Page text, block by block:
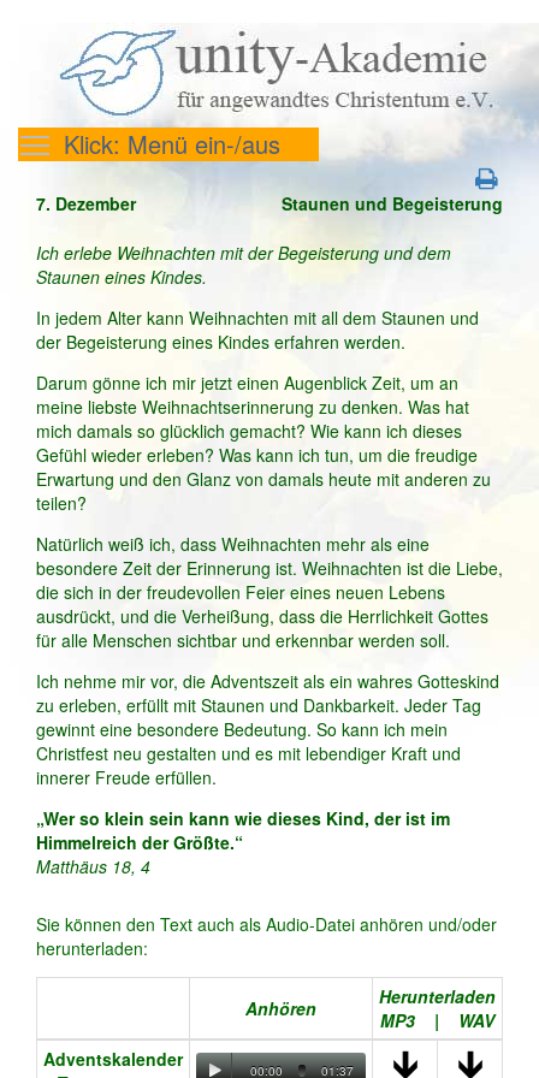
Klick: Menü ein-/aus
7. Dezember Staunen und Begeisterung
Ich erlebe Weihnachten mit der Begeisterung und dem
Staunen eines Kindes.
In jedem Alter kann Weihnachten mit all dem Staunen und
der Begeisterung eines Kindes erfahren werden.
Darum gönne ich mir jetzt einen Augenblick Zeit, um an
meine liebste Weihnachtserinnerung zu denken. Was hat
mich damals so glücklich gemacht? Wie kann ich dieses
Gefühl wieder erleben? Was kann ich tun, um die freudige
Erwartung und den Glanz von damals heute mit anderen zu
teilen?
Natürlich weiß ich, dass Weihnachten mehr als eine
besondere Zeit der Erinnerung ist. Weihnachten ist die Liebe,
die sich in der freudevollen Feier eines neuen Lebens
ausdrückt, und die Verheißung, dass die Herrlichkeit Gottes
für alle Menschen sichtbar und erkennbar werden soll.
Ich nehme mir vor, die Adventszeit als ein wahres Gotteskind
zu erleben, erfüllt mit Staunen und Dankbarkeit. Jeder Tag
gewinnt eine besondere Bedeutung. So kann ich mein
Christfest neu gestalten und es mit lebendiger Kraft und
innerer Freude erfüllen.
„Wer so klein sein kann wie dieses Kind, der ist im
Himmelreich der Größte.“
Matthäus 18, 4
Sie können den Text auch als Audio-Datei anhören und/oder
herunterladen:
Anhören
Herunterladen
MP3 | WAV
Adventskalender
00:00 01:37